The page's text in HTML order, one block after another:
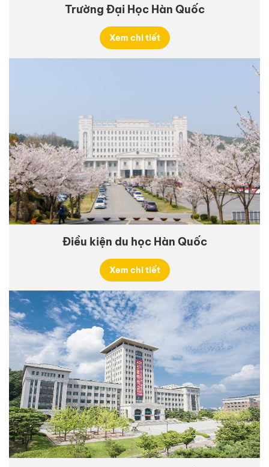
Trường Đại Học Hàn Quốc
Xem chi tiết
Điều kiện du học Hàn Quốc
Xem chi tiết